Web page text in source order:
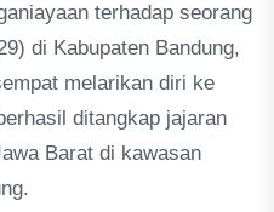
terhadap seorang
di Kabupaten Bandung,
melarikan diri ke
ditangkap jajaran
Barat di kawasan